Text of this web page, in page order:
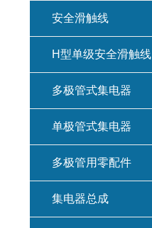
安全滑触线
H型单级安全滑触线
多极管式集电器
单极管式集电器
多极管用零配件
集电器总成